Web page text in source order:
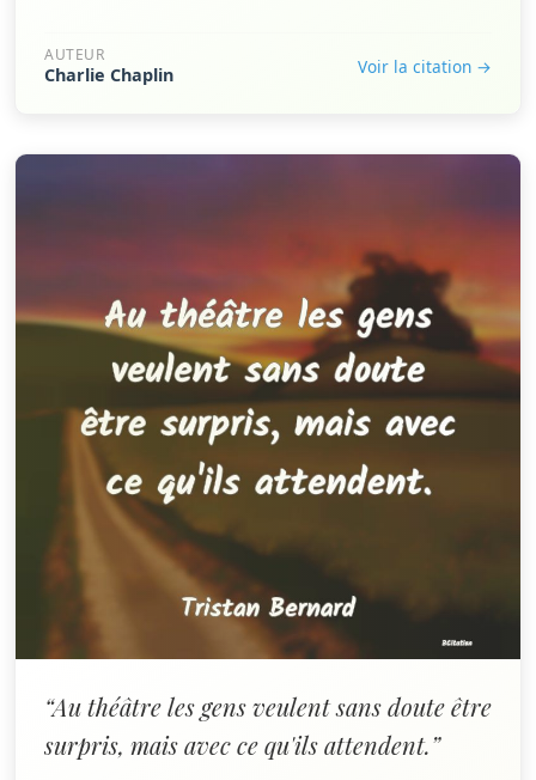
AUTEUR
Charlie Chaplin Voir la citation →
“Au théâtre les gens veulent sans doute être
surpris, mais avec ce qu'ils attendent.”